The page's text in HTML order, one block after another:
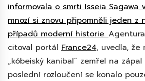
informovala o smrti Isseia Sagawa
mnozí si znovu připomněli jeden z
případů moderní historie.
citoval portál France24, uvedla, že
„kóbeiský kanibal“ zemřel na
poslední rozloučení se konalo